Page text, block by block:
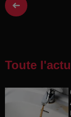
Toute l'actu